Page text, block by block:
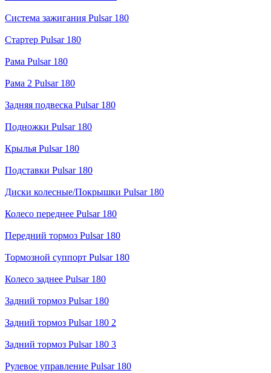
Система зажигания Pulsar 180
Стартер Pulsar 180
Рама Pulsar 180
Рама 2 Pulsar 180
Задняя подвеска Pulsar 180
Подножки Pulsar 180
Крылья Pulsar 180
Подставки Pulsar 180
Диски колесные/Покрышки Pulsar 180
Колесо переднее Pulsar 180
Передний тормоз Pulsar 180
Тормозной суппорт Pulsar 180
Колесо заднее Pulsar 180
Задний тормоз Pulsar 180
Задний тормоз Pulsar 180 2
Задний тормоз Pulsar 180 3
Рулевое управление Pulsar 180